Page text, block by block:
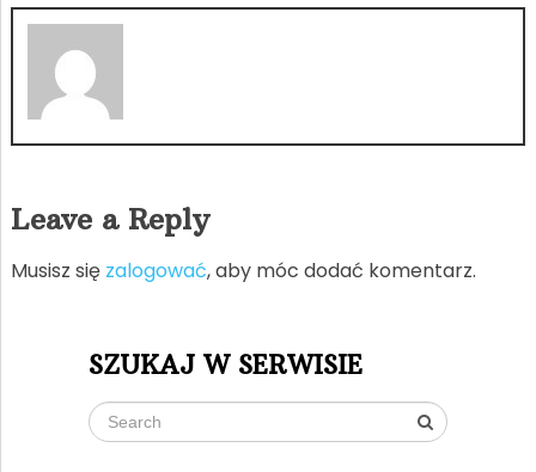
Leave a Reply
Musisz się zalogować, aby móc dodać komentarz.
SZUKAJ W SERWISIE